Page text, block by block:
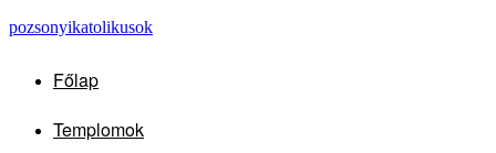
pozsonyikatolikusok
Főlap
Templomok